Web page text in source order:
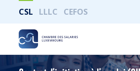
CSL LLLC CEFOS